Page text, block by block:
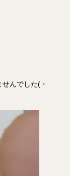
んでした(・